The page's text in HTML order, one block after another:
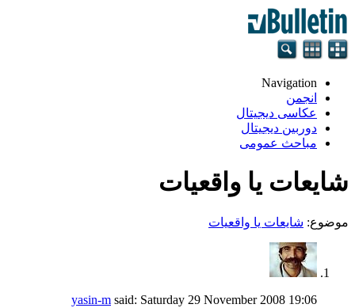
Navigation
انجمن
عکاسی دیجیتال
دوربین دیجیتال
مباحث عمومی
شايعات يا واقعيات
موضوع: شايعات يا واقعيات
yasin-m said: Saturday 29 November 2008 19:06